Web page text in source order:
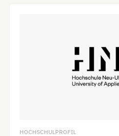
HOCHSCHULPROFIL